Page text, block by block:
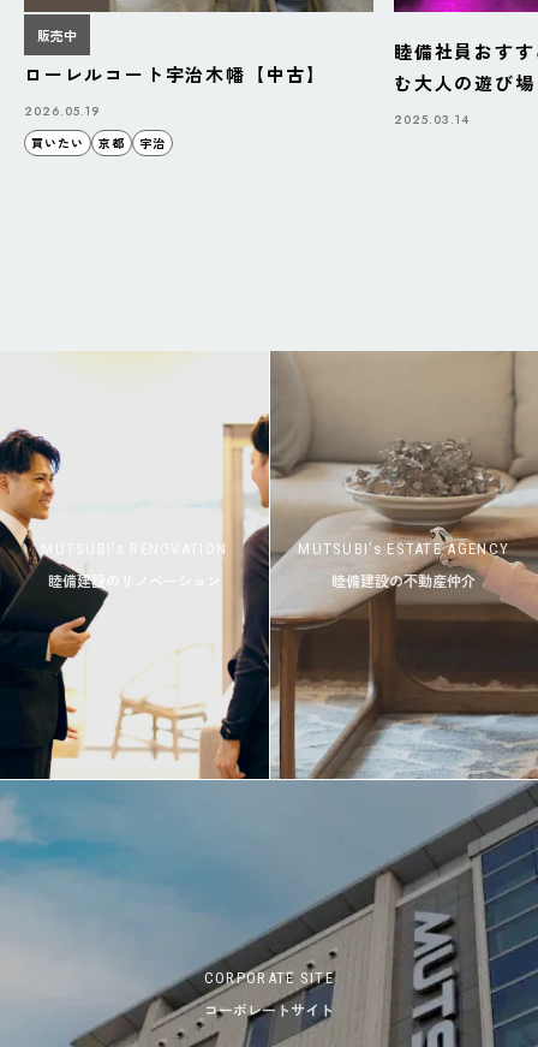
販売中
ローレルコート宇治木幡【中古】
2026.05.19
買いたい
京都 宇治
睦備社員おす
む大人の遊び
BAZAAR」
2025.03.14
MUTSUBI’s RENOVATION
睦備建設のリノベーション
MUTSUBI’s ESTATE AGENCY
睦備建設の不動産仲介
CORPORATE SITE
コーポレートサイト